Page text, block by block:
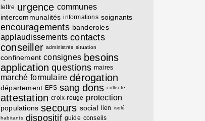
lettre urgence communes
intercommunalités informations soignants
encouragements banderoles
applaudissements contacts
conseiller administrés situation
confinement consignes besoins
application questions maires
marché formulaire dérogation
département EFS sang dons collecte
attestation croix-rouge protection
populations secours social lien
isolé
habitants dispositif guide conseils